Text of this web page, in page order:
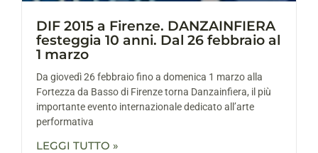
DIF 2015 a Firenze. DANZAINFIERA
festeggia 10 anni. Dal 26 febbraio al
1 marzo
Da giovedì 26 febbraio fino a domenica 1 marzo alla
Fortezza da Basso di Firenze torna Danzainfiera, il più
importante evento internazionale dedicato all’arte
performativa
LEGGI TUTTO »